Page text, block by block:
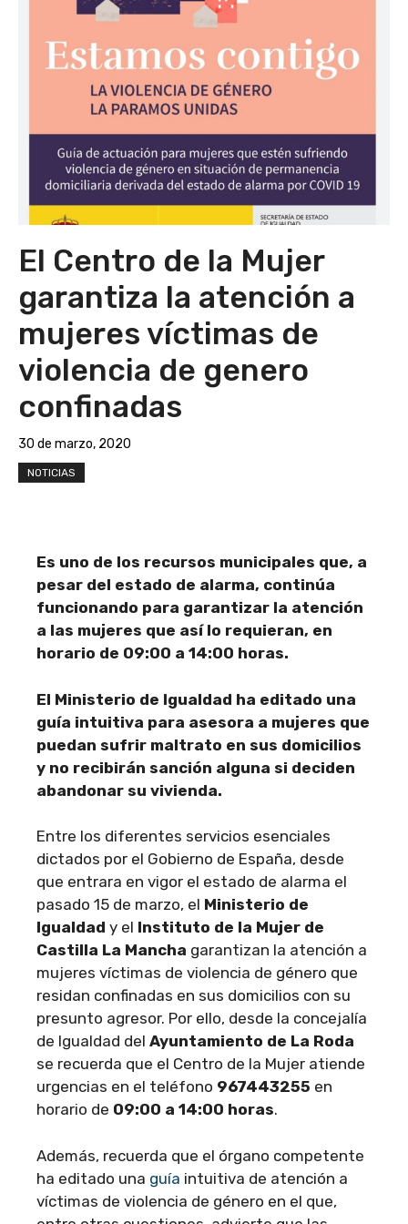
El Centro de la Mujer
garantiza la atención a
mujeres víctimas de
violencia de genero
confinadas
30 de marzo, 2020
NOTICIAS
Es uno de los recursos municipales que, a
pesar del estado de alarma, continúa
funcionando para garantizar la atención
a las mujeres que así lo requieran, en
horario de 09:00 a 14:00 horas.
El Ministerio de Igualdad ha editado una
guía intuitiva para asesora a mujeres que
puedan sufrir maltrato en sus domicilios
y no recibirán sanción alguna si deciden
abandonar su vivienda.
Entre los diferentes servicios esenciales
dictados por el Gobierno de España, desde
que entrara en vigor el estado de alarma el
pasado 15 de marzo, el Ministerio de
Igualdad y el Instituto de la Mujer de
Castilla La Mancha garantizan la atención a
mujeres víctimas de violencia de género que
residan confinadas en sus domicilios con su
presunto agresor. Por ello, desde la concejalía
de Igualdad del Ayuntamiento de La Roda
se recuerda que el Centro de la Mujer atiende
urgencias en el teléfono 967443255 en
horario de 09:00 a 14:00 horas.
Además, recuerda que el órgano competente
ha editado una guía intuitiva de atención a
víctimas de violencia de género en el que,